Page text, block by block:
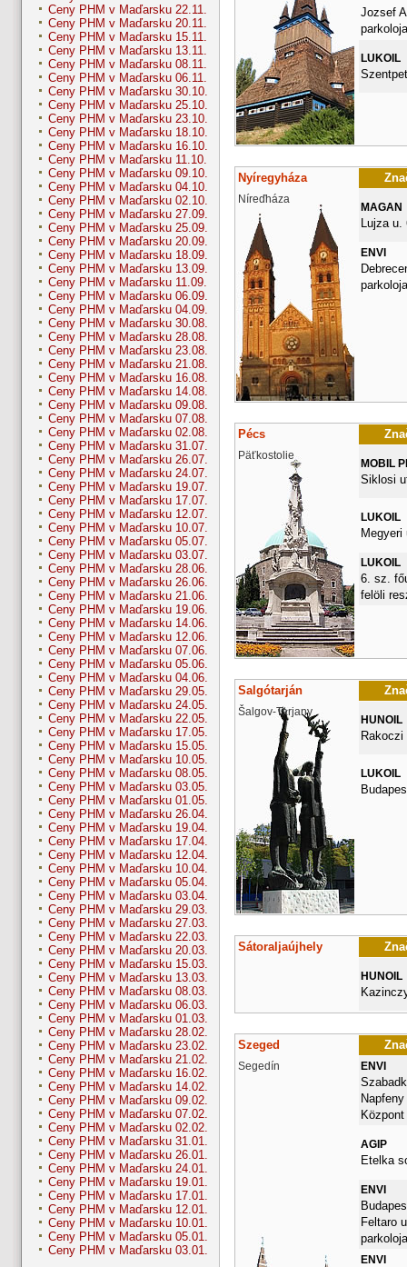
Ceny PHM v Maďarsku 22.11.
Ceny PHM v Maďarsku 20.11.
Ceny PHM v Maďarsku 15.11.
Ceny PHM v Maďarsku 13.11.
Ceny PHM v Maďarsku 08.11.
Ceny PHM v Maďarsku 06.11.
Ceny PHM v Maďarsku 30.10.
Ceny PHM v Maďarsku 25.10.
Ceny PHM v Maďarsku 23.10.
Ceny PHM v Maďarsku 18.10.
Ceny PHM v Maďarsku 16.10.
Ceny PHM v Maďarsku 11.10.
Ceny PHM v Maďarsku 09.10.
Ceny PHM v Maďarsku 04.10.
Ceny PHM v Maďarsku 02.10.
Ceny PHM v Maďarsku 27.09.
Ceny PHM v Maďarsku 25.09.
Ceny PHM v Maďarsku 20.09.
Ceny PHM v Maďarsku 18.09.
Ceny PHM v Maďarsku 13.09.
Ceny PHM v Maďarsku 11.09.
Ceny PHM v Maďarsku 06.09.
Ceny PHM v Maďarsku 04.09.
Ceny PHM v Maďarsku 30.08.
Ceny PHM v Maďarsku 28.08.
Ceny PHM v Maďarsku 23.08.
Ceny PHM v Maďarsku 21.08.
Ceny PHM v Maďarsku 16.08.
Ceny PHM v Maďarsku 14.08.
Ceny PHM v Maďarsku 09.08.
Ceny PHM v Maďarsku 07.08.
Ceny PHM v Maďarsku 02.08.
Ceny PHM v Maďarsku 31.07.
Ceny PHM v Maďarsku 26.07.
Ceny PHM v Maďarsku 24.07.
Ceny PHM v Maďarsku 19.07.
Ceny PHM v Maďarsku 17.07.
Ceny PHM v Maďarsku 12.07.
Ceny PHM v Maďarsku 10.07.
Ceny PHM v Maďarsku 05.07.
Ceny PHM v Maďarsku 03.07.
Ceny PHM v Maďarsku 28.06.
Ceny PHM v Maďarsku 26.06.
Ceny PHM v Maďarsku 21.06.
Ceny PHM v Maďarsku 19.06.
Ceny PHM v Maďarsku 14.06.
Ceny PHM v Maďarsku 12.06.
Ceny PHM v Maďarsku 07.06.
Ceny PHM v Maďarsku 05.06.
Ceny PHM v Maďarsku 04.06.
Ceny PHM v Maďarsku 29.05.
Ceny PHM v Maďarsku 24.05.
Ceny PHM v Maďarsku 22.05.
Ceny PHM v Maďarsku 17.05.
Ceny PHM v Maďarsku 15.05.
Ceny PHM v Maďarsku 10.05.
Ceny PHM v Maďarsku 08.05.
Ceny PHM v Maďarsku 03.05.
Ceny PHM v Maďarsku 01.05.
Ceny PHM v Maďarsku 26.04.
Ceny PHM v Maďarsku 19.04.
Ceny PHM v Maďarsku 17.04.
Ceny PHM v Maďarsku 12.04.
Ceny PHM v Maďarsku 10.04.
Ceny PHM v Maďarsku 05.04.
Ceny PHM v Maďarsku 03.04.
Ceny PHM v Maďarsku 29.03.
Ceny PHM v Maďarsku 27.03.
Ceny PHM v Maďarsku 22.03.
Ceny PHM v Maďarsku 20.03.
Ceny PHM v Maďarsku 15.03.
Ceny PHM v Maďarsku 13.03.
Ceny PHM v Maďarsku 08.03.
Ceny PHM v Maďarsku 06.03.
Ceny PHM v Maďarsku 01.03.
Ceny PHM v Maďarsku 28.02.
Ceny PHM v Maďarsku 23.02.
Ceny PHM v Maďarsku 21.02.
Ceny PHM v Maďarsku 16.02.
Ceny PHM v Maďarsku 14.02.
Ceny PHM v Maďarsku 09.02.
Ceny PHM v Maďarsku 07.02.
Ceny PHM v Maďarsku 02.02.
Ceny PHM v Maďarsku 31.01.
Ceny PHM v Maďarsku 26.01.
Ceny PHM v Maďarsku 24.01.
Ceny PHM v Maďarsku 19.01.
Ceny PHM v Maďarsku 17.01.
Ceny PHM v Maďarsku 12.01.
Ceny PHM v Maďarsku 10.01.
Ceny PHM v Maďarsku 05.01.
Ceny PHM v Maďarsku 03.01.
Jozsef
LUKOIL
Nyíregyháza
Níreďháza
MAGAN
Lujza u.
ENVI
Pécs
Päťkostolie
MOBIL
Siklosi
LUKOIL
Megyeri
LUKOIL
6. sz.
felöli
Salgótarján
Šalgov-Tarjany
HUNOIL
Rakoczi
LUKOIL
Sátoraljaújhely
HUNOIL
Szeged
Segedín ENVI
AGIP
Etelka
ENVI
Feltaro
ENVI